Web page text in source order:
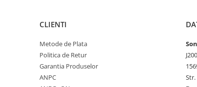
CLIENTI
Metode de Plata
Politica de Retur
Garantia Produselor
ANPC